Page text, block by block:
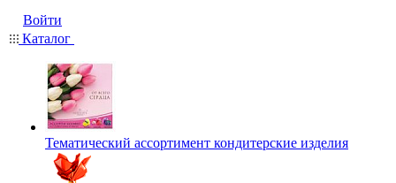
Войти
Каталог
Тематический ассортимент кондитерские изделия